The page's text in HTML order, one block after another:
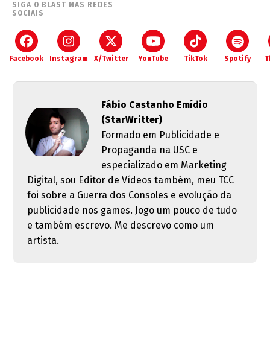
SIGA O BLAST NAS REDES
SOCIAIS
Facebook Instagram X/Twitter YouTube TikTok Spotify
Fábio Castanho Emídio
(StarWritter)
Formado em Publicidade e
Propaganda na USC e
especializado em Marketing
Digital, sou Editor de Vídeos também, meu TCC
foi sobre a Guerra dos Consoles e evolução da
publicidade nos games. Jogo um pouco de tudo
e também escrevo. Me descrevo como um
artista.